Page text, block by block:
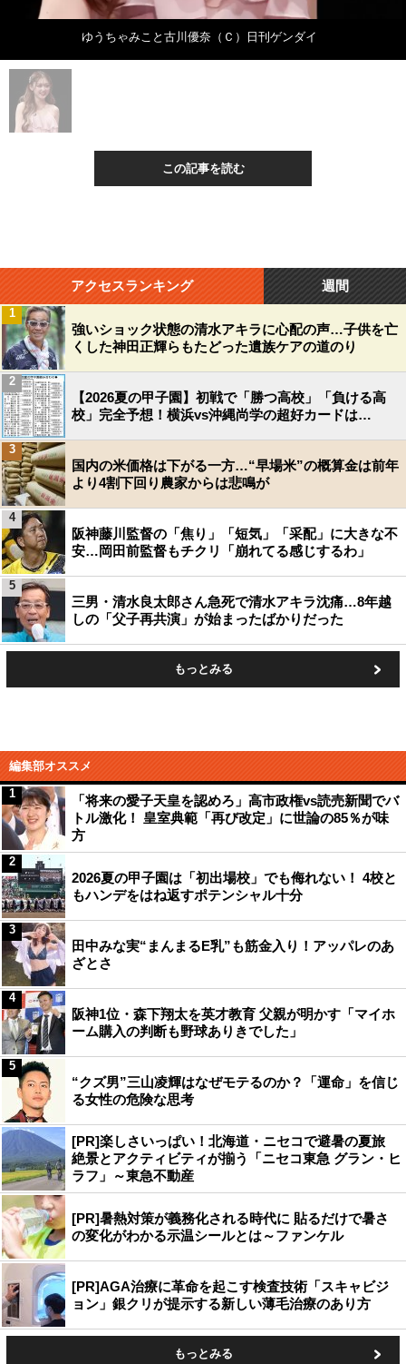
ゆうちゃみこと古川優奈（Ｃ）日刊ゲンダイ
この記事を読む
アクセスランキング 週間
強いショック状態の清水アキラに心配の声…子供を亡
くした神田正輝らもたどった遺族ケアの道のり
1
【2026夏の甲子園】初戦で「勝つ高校」「負ける高
校」完全予想！横浜vs沖縄尚学の超好カードは…
2
国内の米価格は下がる一方…“早場米”の概算金は前年
より4割下回り農家からは悲鳴が
3
阪神藤川監督の「焦り」「短気」「采配」に大きな不
安…岡田前監督もチクリ「崩れてる感じするわ」
4
三男・清水良太郎さん急死で清水アキラ沈痛…8年越
しの「父子再共演」が始まったばかりだった
5
もっとみる
編集部オススメ
「将来の愛子天皇を認めろ」高市政権vs読売新聞でバ
トル激化！ 皇室典範「再び改定」に世論の85％が味
方
1
2026夏の甲子園は「初出場校」でも侮れない！ 4校と
もハンデをはね返すポテンシャル十分
2
田中みな実“まんまるE乳”も筋金入り！アッパレのあ
ざとさ
3
阪神1位・森下翔太を英才教育 父親が明かす「マイホ
ーム購入の判断も野球ありきでした」
4
“クズ男”三山凌輝はなぜモテるのか？「運命」を信じ
る女性の危険な思考
5
[PR]楽しさいっぱい！北海道・ニセコで避暑の夏旅
絶景とアクティビティが揃う「ニセコ東急 グラン・ヒ
ラフ」～東急不動産
[PR]暑熱対策が義務化される時代に 貼るだけで暑さ
の変化がわかる示温シールとは～ファンケル
[PR]AGA治療に革命を起こす検査技術「スキャビジ
ョン」銀クリが提示する新しい薄毛治療のあり方
もっとみる